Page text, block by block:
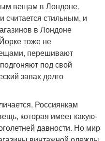
вещам в Лондоне.
стильным, и
в Лондоне
тоже не
перешивают
под свой
запах долго
Россиянкам
которая имеет какую-
давности. Но мир